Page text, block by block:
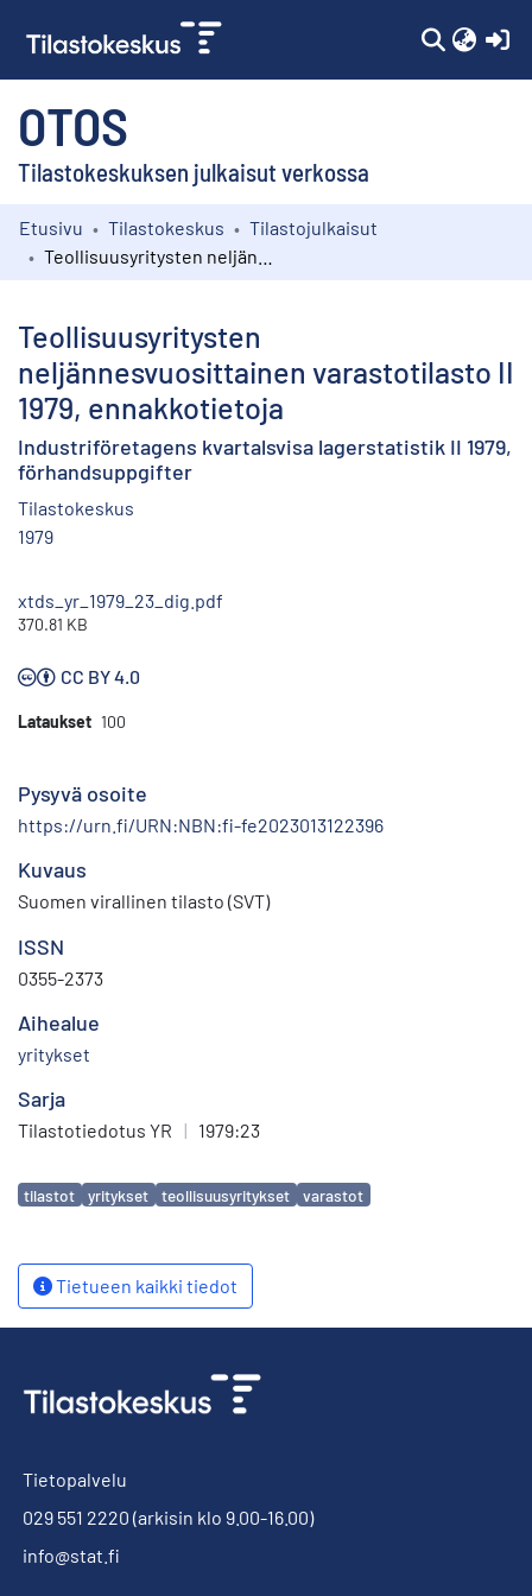
OTOS
Tilastokeskuksen julkaisut verkossa
Kokoelmat
Etusivu Tilastokeskus
Tilastojulkaisut
Teollisuusyritysten
neljännesvuosittainen varastotilasto II
1979, ennakkotietoja
Industriföretagens kvartalsvisa lagerstatistik II 1979,
förhandsuppgifter
Tilastokeskus
1979
xtds_yr_1979_23_dig.pdf
370.81 KB
CC BY 4.0
Lataukset 100
Pysyvä osoite
https://urn.fi/URN:NBN:fi-fe2023013122396
Kuvaus
Suomen virallinen tilasto (SVT)
ISSN
0355-2373
Aihealue
yritykset
Sarja
Tilastotiedotus YR | 1979:23
Avainsanat
tilastot yritykset teollisuusyritykset varastot
Tietueen kaikki tiedot
Tietopalvelu
029 551 2220 (arkisin klo 9.00-16.00)
info@stat.fi